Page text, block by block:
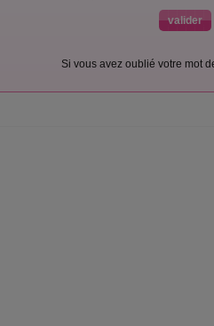
Si vous avez oublié votre mot